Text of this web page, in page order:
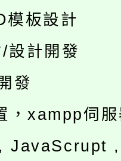
板設計
設計開發
發
，xampp伺
JavaScrupt